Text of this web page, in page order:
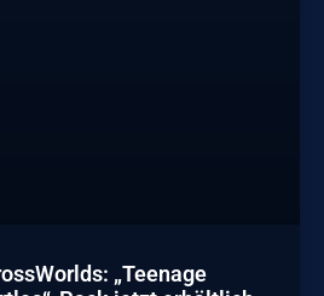
„Teenage